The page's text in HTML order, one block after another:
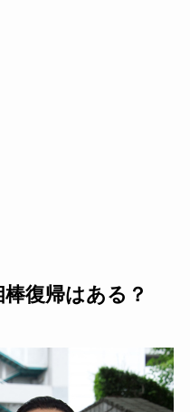
復帰はある？